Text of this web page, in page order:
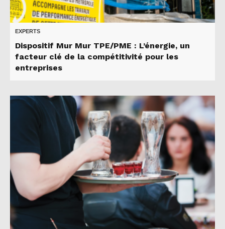
EXPERTS
Dispositif Mur Mur TPE/PME : L’énergie, un
facteur clé de la compétitivité pour les
entreprises